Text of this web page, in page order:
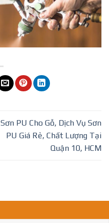
Sơn PU Cho Gỗ, Dịch Vụ Sơn
PU Giá Rẻ, Chất Lượng Tại
Quận 10, HCM